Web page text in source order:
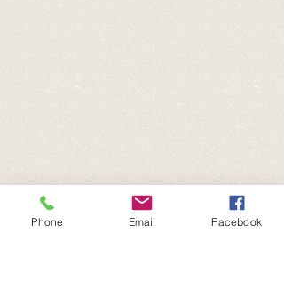
Phone Email Facebook